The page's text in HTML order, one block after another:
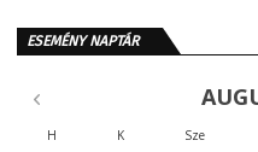
ESEMÉNY NAPTÁR
H K Sze